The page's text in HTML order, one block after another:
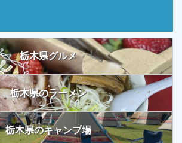
栃木県グルメ
栃木県のラーメン
栃木県のキャンプ場